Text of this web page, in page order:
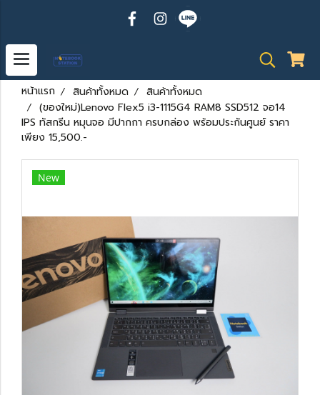
หน้าแรก สินค้าทั้งหมด
สินค้าทั้งหมด
(ของใหม่)Lenovo Flex5 i3-1115G4 RAM8 SSD512 จอ14
IPS ทัสกรีน หมุนจอ มีปากกา ครบกล่อง พร้อมประกันศูนย์ ราคา
เพียง 15,500.-
New